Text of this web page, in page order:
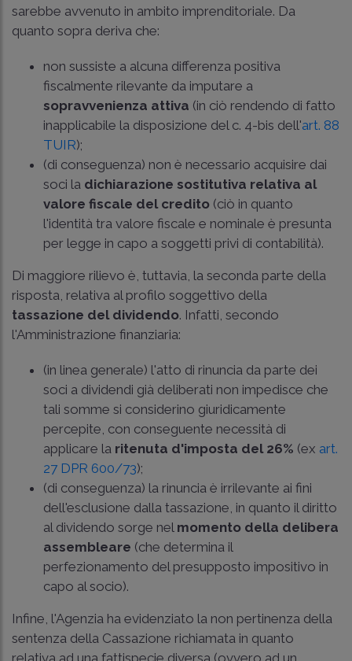
sarebbe avvenuto in ambito imprenditoriale. Da
quanto sopra deriva che:
non sussiste a alcuna differenza positiva
fiscalmente rilevante da imputare a
sopravvenienza attiva (in ciò rendendo di fatto
inapplicabile la disposizione del c. 4-bis dell'art. 88
TUIR);
(di conseguenza) non è necessario acquisire dai
soci la dichiarazione sostitutiva relativa al
valore fiscale del credito (ciò in quanto
l'identità tra valore fiscale e nominale è presunta
per legge in capo a soggetti privi di contabilità).
Di maggiore rilievo è, tuttavia, la seconda parte della
risposta, relativa al profilo soggettivo della
tassazione del dividendo. Infatti, secondo
l'Amministrazione finanziaria:
(in linea generale) l'atto di rinuncia da parte dei
soci a dividendi già deliberati non impedisce che
tali somme si considerino giuridicamente
percepite, con conseguente necessità di
applicare la ritenuta d'imposta del 26% (ex art.
27 DPR 600/73);
(di conseguenza) la rinuncia è irrilevante ai fini
dell'esclusione dalla tassazione, in quanto il diritto
al dividendo sorge nel momento della delibera
assembleare (che determina il
perfezionamento del presupposto impositivo in
capo al socio).
Infine, l'Agenzia ha evidenziato la non pertinenza della
sentenza della Cassazione richiamata in quanto
relativa ad una fattispecie diversa (ovvero ad un